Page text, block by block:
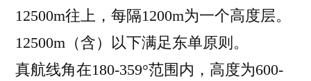
12500m往上，每隔1200m为一个高度层。
12500m（含）以下满足东单原则。
真航线角在180-359°范围内，高度为600-